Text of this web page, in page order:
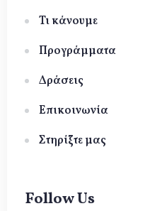
Τι κάνουμε
Προγράμματα
Δράσεις
Επικοινωνία
Στηρίξτε μας
Follow Us